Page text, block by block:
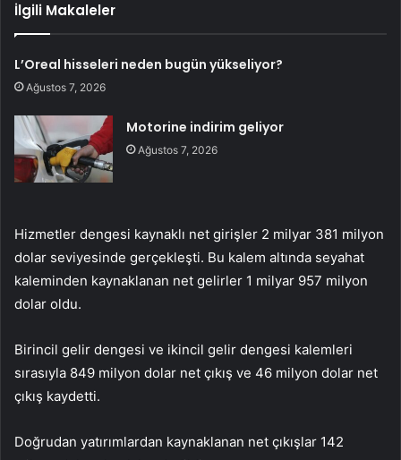
İlgili Makaleler
L’Oreal hisseleri neden bugün yükseliyor?
Ağustos 7, 2026
Motorine indirim geliyor
Ağustos 7, 2026
Hizmetler dengesi kaynaklı net girişler 2 milyar 381 milyon
dolar seviyesinde gerçekleşti. Bu kalem altında seyahat
kaleminden kaynaklanan net gelirler 1 milyar 957 milyon
dolar oldu.
Birincil gelir dengesi ve ikincil gelir dengesi kalemleri
sırasıyla 849 milyon dolar net çıkış ve 46 milyon dolar net
çıkış kaydetti.
Doğrudan yatırımlardan kaynaklanan net çıkışlar 142